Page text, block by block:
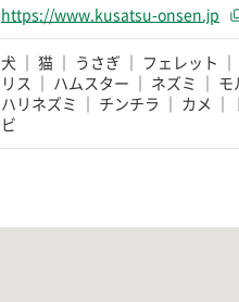
https://www.kusatsu-onsen.jp
犬 猫 うさぎ フェレット
リス
ハムスター ネズミ
モ
ハリネズミ
チンチラ カメ
ビ